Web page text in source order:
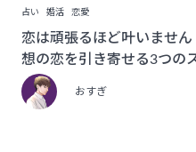
占い 婚活 恋愛
恋は頑張るほど叶いませ
想の恋を引き寄せる3つの
おすぎ